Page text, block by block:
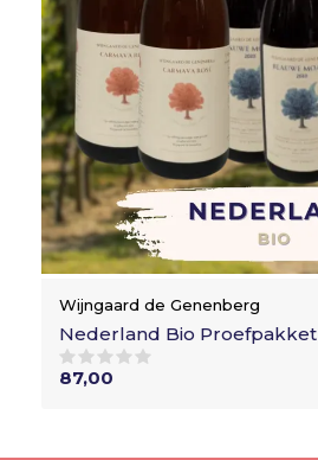
Wijngaard de Genenberg
Nederland Bio Proefpakket
87,00